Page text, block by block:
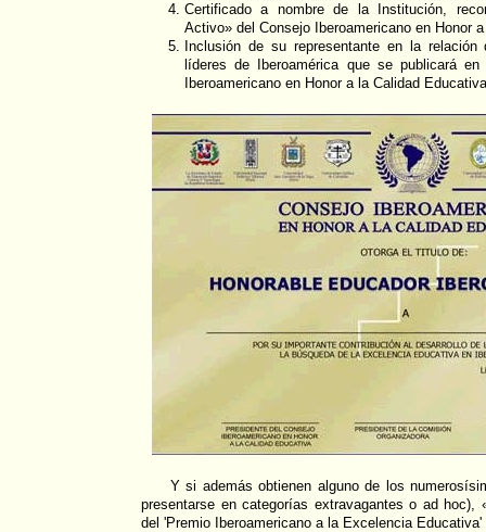
Certificado a nombre de la Institución,
Activo» del Consejo Iberoamericano en Honor
Inclusión de su representante en la
líderes de Iberoamérica que se publicará
Iberoamericano en Honor a la Calidad
Y si además obtienen alguno de los
presentarse en categorías extravagantes o ad hoc),
del 'Premio Iberoamericano a la Excelencia Educativa'